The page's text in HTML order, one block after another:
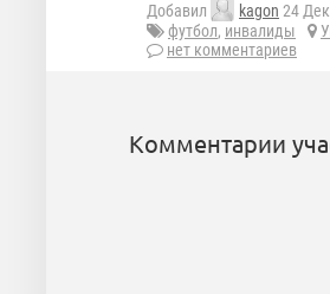
Добавил kagon 24
футбол, инвалиды
нет комментариев
Комментарии